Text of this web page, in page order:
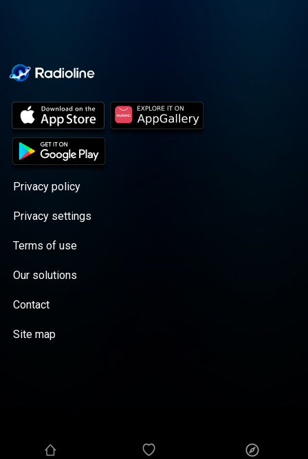
Privacy policy
Privacy settings
Terms of use
Our solutions
Contact
Site map